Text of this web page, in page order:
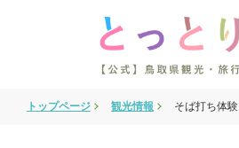
旅行会社・企業向け情報
トップページ 観光情報 そば打ち体験